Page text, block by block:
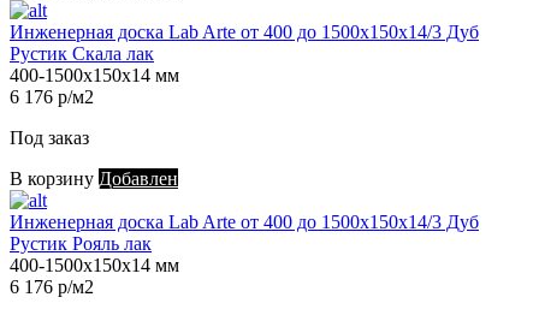
Инженерная доска Lab Arte от 400 до 1500х150х14/3 Дуб
Рустик Скала лак
400-1500х150х14 мм
6 176 р/м2
Под заказ
В корзину Добавлен
Инженерная доска Lab Arte от 400 до 1500х150х14/3 Дуб
Рустик Рояль лак
400-1500х150х14 мм
6 176 р/м2